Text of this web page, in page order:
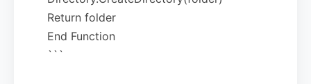
Return folder
End Function
```